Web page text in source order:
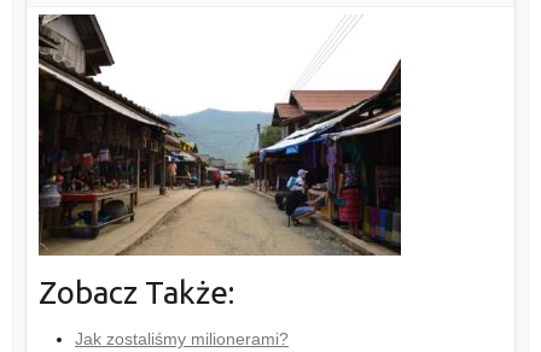
Zobacz Także:
Jak zostaliśmy milionerami?